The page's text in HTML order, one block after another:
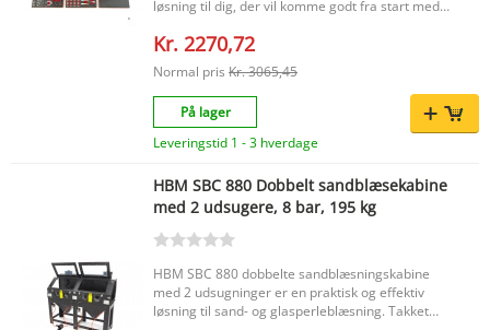
løsning til dig, der vil komme godt fra start med
værktøjsindsats er specialudviklet til brug i en
skuffer et bredt udvalg af værktøj til mange
forskellige opgaver. Ideel til den professionelle
og den seriøse hobbybruger, som værdsætter
overblik, bekvemmelighed og en komplet
udrustning. Vigtigste fordele 245-delt
håndværktøj Seks fuldt fyldte skuffer for en
overskuelig opdeling Velegnet til direkte brug i
en værktøjsvogn Indeholder værktøj til at skrue,
fastgøre og arbejde med greb Praktisk løsning til
en komplet og organiseret arbejdsplads
Produktegenskaber Mærke: HBM Antal
indsatser: 6 Fyldt: Ja Bredde: 39,5 cm Længde: 53
cm Produktets nettovægt: 21,5 kg EAN-kode:
Kr. 2270,72
Normal pris Kr. 3065,45
På lager
Leveringstid 1 - 3 hverdage
HBM SBC 880 Dobbelt sandblæsekabine
med 2 udsugere, 8 bar, 195 kg
HBM SBC 880 dobbelte sandblæsningskabine
med 2 udsugninger er en praktisk og effektiv
løsning til sand- og glasperleblæsning. Takket